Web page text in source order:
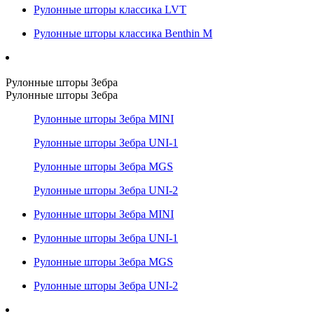
Рулонные шторы классика LVT
Рулонные шторы классика Benthin M
Рулонные шторы Зебра
Рулонные шторы Зебра
Рулонные шторы Зебра MINI
Рулонные шторы Зебра UNI-1
Рулонные шторы Зебра MGS
Рулонные шторы Зебра UNI-2
Рулонные шторы Зебра MINI
Рулонные шторы Зебра UNI-1
Рулонные шторы Зебра MGS
Рулонные шторы Зебра UNI-2